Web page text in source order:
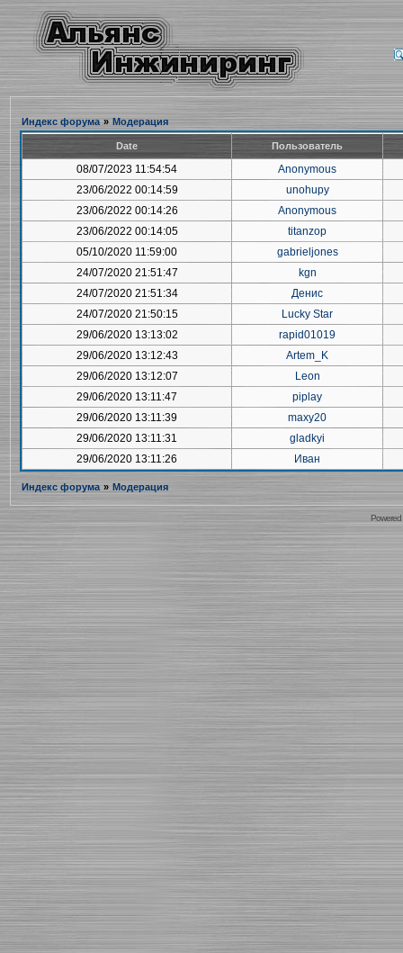
Индекс форума » Модерация
Date Пользователь
08/07/2023 11:54:54
Anonymous
23/06/2022 00:14:59
unohupy
23/06/2022 00:14:26
Anonymous
23/06/2022 00:14:05
titanzop
05/10/2020 11:59:00
gabrieljones
24/07/2020 21:51:47
kgn
24/07/2020 21:51:34
Денис
24/07/2020 21:50:15
Lucky Star
29/06/2020 13:13:02
rapid01019
29/06/2020 13:12:43
Artem_K
29/06/2020 13:12:07
Leon
29/06/2020 13:11:47
piplay
29/06/2020 13:11:39
maxy20
29/06/2020 13:11:31
gladkyi
29/06/2020 13:11:26
Иван
Индекс форума » Модерация